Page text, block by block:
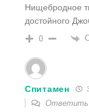
Нищебродное
достойного
0
Спитамен
Ответить